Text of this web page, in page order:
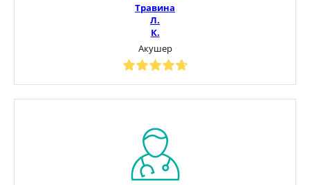
Травина
Л.
К.
Акушер